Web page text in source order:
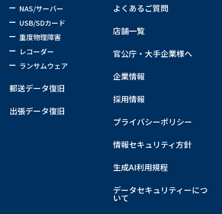
NAS/サーバー
USB/SDカード
重度物理障害
レコーダー
ランサムウェア
郵送データ復旧
出張データ復旧
よくあるご質問
店舗一覧
官公庁・大手企業様へ
企業情報
採用情報
プライバシーポリシー
情報セキュリティ方針
生成AI利用規程
データセキュリティーにつ
いて